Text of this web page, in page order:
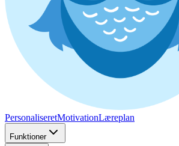
PersonaliseretMotivationLæreplan
Funktioner